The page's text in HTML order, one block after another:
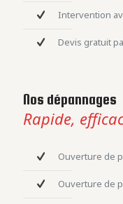
Intervention
Devis gratuit
Nos dépannages
Rapide,
Ouverture de
Ouverture de